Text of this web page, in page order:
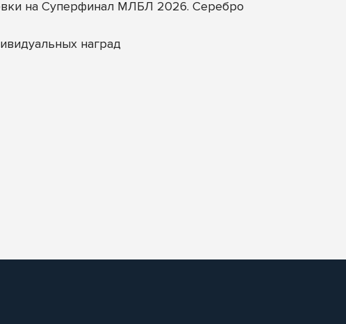
на Суперфинал МЛБЛ 2026. Серебро
наград